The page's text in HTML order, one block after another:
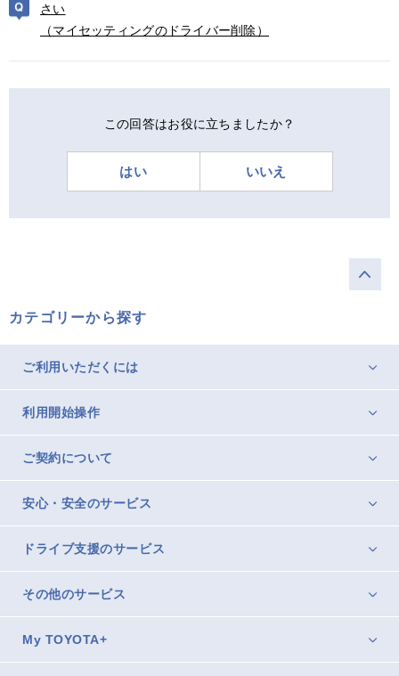
さい
（マイセッティングのドライバー削除）
この回答はお役に立ちましたか？
はい いいえ
カテゴリーから探す
ご利用いただくには
利用開始操作
ご契約について
安心・安全のサービス
ドライブ支援のサービス
その他のサービス
My TOYOTA+